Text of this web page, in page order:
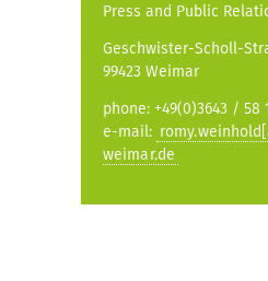
Press and Public
Geschwister-Scholl-
99423 Weimar
phone: +49(0)3643 / 58
e-mail:
weimar.de